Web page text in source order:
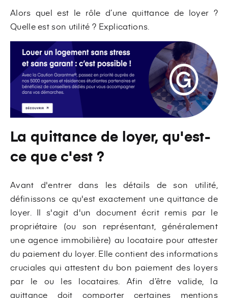
Alors quel est le rôle d’une quittance de loyer ?
Quelle est son utilité ? Explications.
La quittance de loyer, qu'est-
ce que c'est ?
Avant d'entrer dans les détails de son utilité,
définissons ce qu'est exactement une quittance de
loyer. Il s'agit d'un document écrit remis par le
propriétaire (ou son représentant, généralement
une agence immobilière) au locataire pour attester
du paiement du loyer. Elle contient des informations
cruciales qui attestent du bon paiement des loyers
par le ou les locataires. Afin d’être valide, la
quittance doit comporter certaines mentions